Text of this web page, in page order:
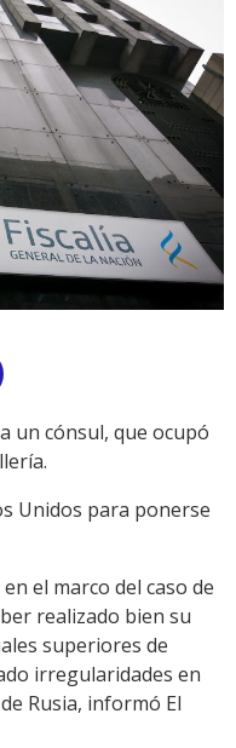
Link
un cónsul, que ocupó
Unidos para ponerse
el marco del caso de
realizado bien su
superiores de
irregularidades en
Rusia, informó El